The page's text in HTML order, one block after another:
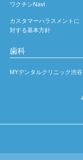
ワクチンNavi
カスタマーハラスメントに
対する基本方針
歯科
MYデンタルクリニック渋谷